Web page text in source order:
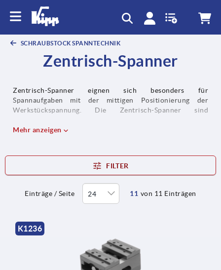
SCHRAUBSTOCK SPANNTECHNIK
Zentrisch-Spanner
Zentrisch-Spanner eignen sich besonders für
Spannaufgaben mit der mittigen Positionierung der
Werkstückspannung. Die Zentrisch-Spanner sind
Spannsysteme, Schnittstelle für Handlingsysteme
Mehr anzeigen
FILTER
Einträge / Seite 11 von 11 Einträgen
K1236